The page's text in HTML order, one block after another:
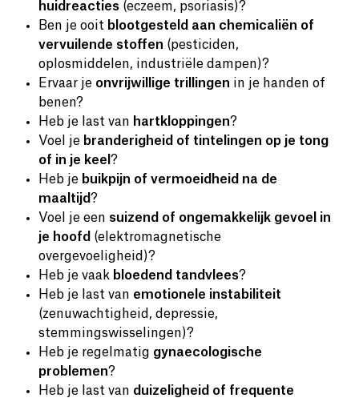
huidreacties (eczeem, psoriasis)?
Ben je ooit blootgesteld aan chemicaliën of
vervuilende stoffen (pesticiden,
oplosmiddelen, industriële dampen)?
Ervaar je onvrijwillige trillingen in je handen of
benen?
Heb je last van hartkloppingen?
Voel je branderigheid of tintelingen op je tong
of in je keel ?
Heb je buikpijn of vermoeidheid na de
maaltijd?
Voel je een suizend of ongemakkelijk gevoel in
je hoofd (elektromagnetische
overgevoeligheid)?
Heb je vaak bloedend tandvlees?
Heb je last van emotionele instabiliteit
(zenuwachtigheid, depressie,
stemmingswisselingen)?
Heb je regelmatig gynaecologische
problemen?
Heb je last van duizeligheid of frequente